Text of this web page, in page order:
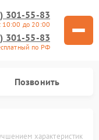
301-55-83
10:00 до 20:00
301-55-83
по РФ
Позвонить
характеристик